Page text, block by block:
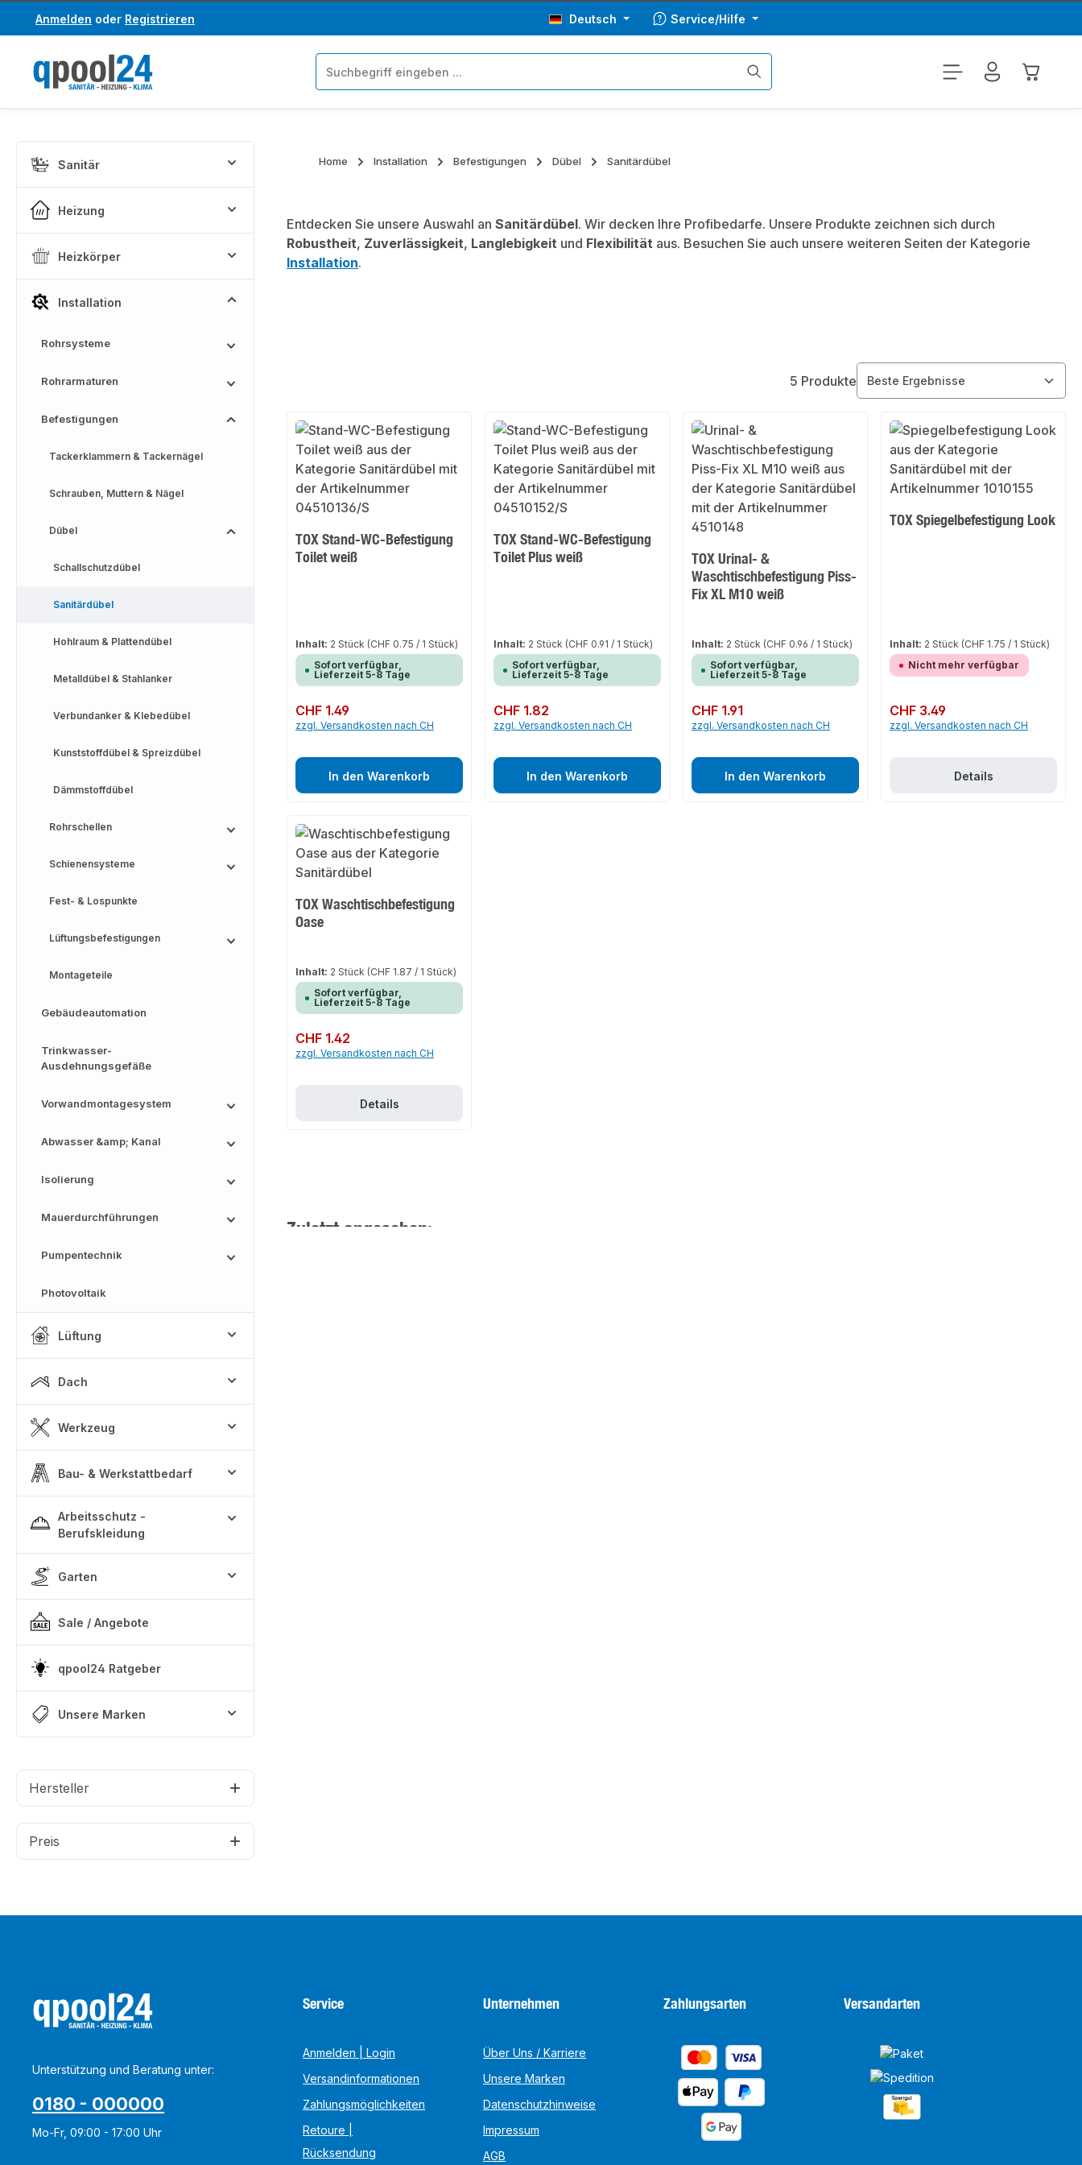
Hauptinhalt springen
Zur Suche springen
Anmelden oder Registrieren Deutsch Service/Hilfe
Sanitär
Heizung
Heizkörper
Installation
Rohrsysteme
Rohrarmaturen
Befestigungen
Tackerklammern & Tackernägel
Schrauben, Muttern & Nägel
Dübel
Schallschutzdübel
Sanitärdübel
Hohlraum & Plattendübel
Metalldübel & Stahlanker
Verbundanker & Klebedübel
Kunststoffdübel & Spreizdübel
Dämmstoffdübel
Rohrschellen
Schienensysteme
Fest- & Lospunkte
Lüftungsbefestigungen
Montageteile
Gebäudeautomation
Trinkwasser-
Ausdehnungsgefäße
Vorwandmontagesystem
Abwasser &amp; Kanal
Isolierung
Mauerdurchführungen
Pumpentechnik
Photovoltaik
Lüftung
Dach
Werkzeug
Bau- & Werkstattbedarf
Arbeitsschutz -
Berufskleidung
Garten
Sale / Angebote
qpool24 Ratgeber
Unsere Marken
Hersteller
Preis
Home Installation Befestigungen Dübel Sanitärdübel
Entdecken Sie unsere Auswahl an Sanitärdübel. Wir decken Ihre Profibedarfe. Unsere Produkte zeichnen sich durch
Robustheit, Zuverlässigkeit, Langlebigkeit und Flexibilität aus. Besuchen Sie auch unsere weiteren Seiten der Kategorie
Installation.
5 Produkte
TOX Stand-WC-Befestigung
Toilet weiß
Inhalt: 2 Stück (CHF 0.75 / 1 Stück)
Sofort verfügbar,
Lieferzeit 5-8 Tage
Regulärer Preis:
CHF 1.49
zzgl. Versandkosten nach CH
In den Warenkorb
TOX Stand-WC-Befestigung
Toilet Plus weiß
Inhalt: 2 Stück (CHF 0.91 / 1 Stück)
Sofort verfügbar,
Lieferzeit 5-8 Tage
Regulärer Preis:
CHF 1.82
zzgl. Versandkosten nach CH
In den Warenkorb
TOX Urinal- &
Waschtischbefestigung Piss-
Fix XL M10 weiß
Inhalt: 2 Stück (CHF 0.96 / 1 Stück)
Sofort verfügbar,
Lieferzeit 5-8 Tage
Regulärer Preis:
CHF 1.91
zzgl. Versandkosten nach CH
In den Warenkorb
TOX Spiegelbefestigung Look
Inhalt: 2 Stück (CHF 1.75 / 1 Stück)
Nicht mehr verfügbar
Regulärer Preis:
CHF 3.49
zzgl. Versandkosten nach CH
Details
TOX Waschtischbefestigung
Oase
Inhalt: 2 Stück (CHF 1.87 / 1 Stück)
Sofort verfügbar,
Lieferzeit 5-8 Tage
Regulärer Preis:
CHF 1.42
zzgl. Versandkosten nach CH
Details
Zuletzt angesehen:
Unterstützung und Beratung unter:
0180 - 000000
Mo-Fr, 09:00 - 17:00 Uhr
Service
Anmelden | Login
Versandinformationen
Zahlungsmöglichkeiten
Retoure |
Rücksendung
Unternehmen
Über Uns / Karriere
Unsere Marken
Datenschutzhinweise
Impressum
AGB
Zahlungsarten Versandarten